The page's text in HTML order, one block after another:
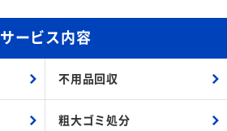
サービス内容
不用品回収
粗大ゴミ処分